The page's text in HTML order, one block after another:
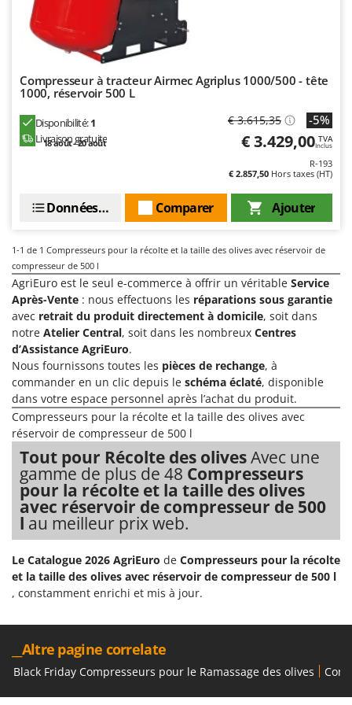
Désherbeurs thermiques et mécaniques
Déshumidificateurs
Draineuses
E
Échelles en aluminium
Effaroucheurs d'oiseaux
Effeuilleuses pour olives
Électropompes pour la maison et le jardin
Éleveuses artificielles pour poussins
Enfouisseurs de pierres
Enrouleurs de filets pour olives
Épareuses pour tracteur
Épépineuses
Équipements de protection des voies respiratoires
F
Fendeuses à bois
Filets pour la Récolte des olives
Filtres pour vin et huile
Floconneuses
Fouloirs - Égrappoirs
Fourches pour tracteur
Fours d'extérieur - intérieur pour pizza et cuisine
Fraises à neige
Fraises rotatives pour tracteur
Friteuses sans huile
G
Générateurs d'air chaud
Bosch
Brumi
BullMach
C
Calory Forni
Castelgarden
Ceccato Olindo
Char-Broil
Classe
Clementi
Cofra
Comet
Cresco
Cruccolini
CTEK
D
Dal Degan
DCG
Deca
DeWalt
Di Martino
Diavola Pro
Diesse
Docma
Dominion
Dreame
Compresseur à tracteur Airmec Agriplus 1000/500 - tête
1000, réservoir 500 L
Disponibilité:1
Livraison gratuite
18 août - 20 août
€ 3.615,35 -5%
€ 3.429,00 TVA
Inclus
R-193
€ 2.857,50 Hors taxes (HT)
Ajouter
Comparer
Données techniques
1-1 de 1 Compresseurs pour la récolte et la taille des olives avec réservoir de
compresseur de 500 l
AgriEuro est le seul e-commerce à offrir un véritable Service
Après-Vente : nous effectuons les réparations sous garantie
avec retrait du produit directement à domicile, soit dans
notre Atelier Central, soit dans les nombreux Centres
d’Assistance AgriEuro.
Nous fournissons toutes les pièces de rechange, à
commander en un clic depuis le schéma éclaté, disponible
dans votre espace personnel après l’achat du produit.
Compresseurs pour la récolte et la taille des olives avec
réservoir de compresseur de 500 l
Tout pour Récolte des olivesAvec une
gamme de plus de 48 Compresseurs
pour la récolte et la taille des olives
avec réservoir de compresseur de 500
l au meilleur prix web.
Le Catalogue 2026 AgriEuro de Compresseurs pour la récolte
et la taille des olives avec réservoir de compresseur de 500 l
, constamment enrichi et mis à jour.
__Altre pagine correlate
Black Friday Compresseurs pour le Ramassage des olives